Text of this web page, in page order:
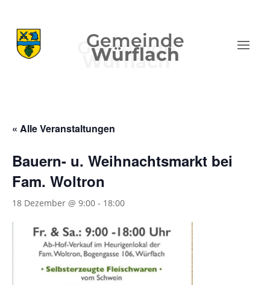
Gemeinde
Würflach
« Alle Veranstaltungen
Bauern- u. Weihnachtsmarkt bei
Fam. Woltron
18 Dezember @ 9:00 - 18:00